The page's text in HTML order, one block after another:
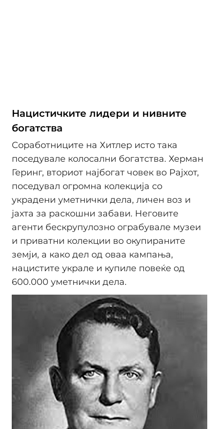
Нацистичките лидери и нивните
богатства
Соработниците на Хитлер исто така
поседувале колосални богатства. Херман
Геринг, вториот најбогат човек во Рајхот,
поседувал огромна колекција со
украдени уметнички дела, личен воз и
јахта за раскошни забави. Неговите
агенти бескрупулозно ограбувале музеи
и приватни колекции во окупираните
земји, а како дел од оваа кампања,
нацистите украле и купиле повеќе од
600.000 уметнички дела.